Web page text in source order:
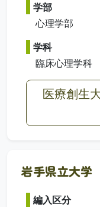
学部
心理学部
学科
臨床心理学科
医療創生
岩手県立大学
編入区分